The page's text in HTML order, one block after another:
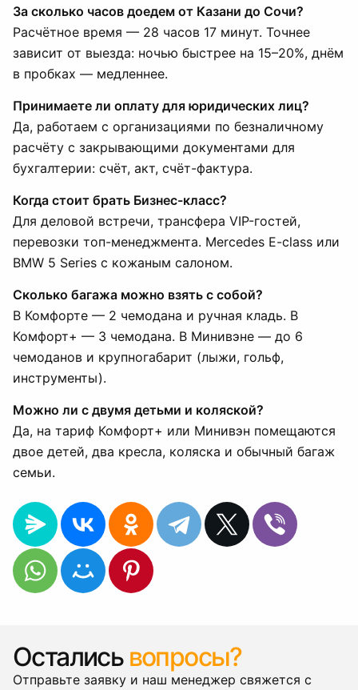
За сколько часов доедем от Казани до Сочи?
Расчётное время — 28 часов 17 минут. Точнее
зависит от выезда: ночью быстрее на 15–20%, днём
в пробках — медленнее.
Принимаете ли оплату для юридических лиц?
Да, работаем с организациями по безналичному
расчёту с закрывающими документами для
бухгалтерии: счёт, акт, счёт-фактура.
Когда стоит брать Бизнес-класс?
Для деловой встречи, трансфера VIP-гостей,
перевозки топ-менеджмента. Mercedes E-class или
BMW 5 Series с кожаным салоном.
Сколько багажа можно взять с собой?
В Комфорте — 2 чемодана и ручная кладь. В
Комфорт+ — 3 чемодана. В Минивэне — до 6
чемоданов и крупногабарит (лыжи, гольф,
инструменты).
Можно ли с двумя детьми и коляской?
Да, на тариф Комфорт+ или Минивэн помещаются
двое детей, два кресла, коляска и обычный багаж
семьи.
Остались вопросы?
Отправьте заявку и наш менеджер свяжется с